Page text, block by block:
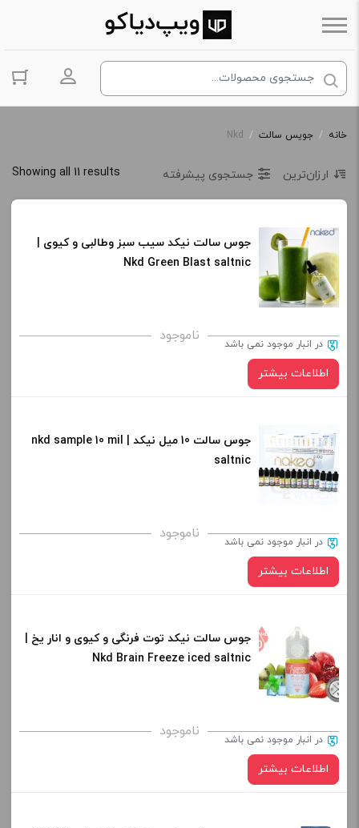
ورود به
خانه / جویس سالت /
Nkd
Showing all 11 results ارزان‌ترین جستجوی پیشرفته
جوس سالت نیکد سیب سبز وطالبی و کیوی |
Nkd Green Blast saltnic
ناموجود در انبار موجود نمی باشد
اطلاعات بیشتر
جوس سالت 10 میل نیکد | nkd sample 10 mil
saltnic
ناموجود در انبار موجود نمی باشد
اطلاعات بیشتر
جوس سالت نیکد توت فرنگی و کیوی و انار یخ |
Nkd Brain Freeze iced saltnic
ناموجود در انبار موجود نمی باشد
اطلاعات بیشتر